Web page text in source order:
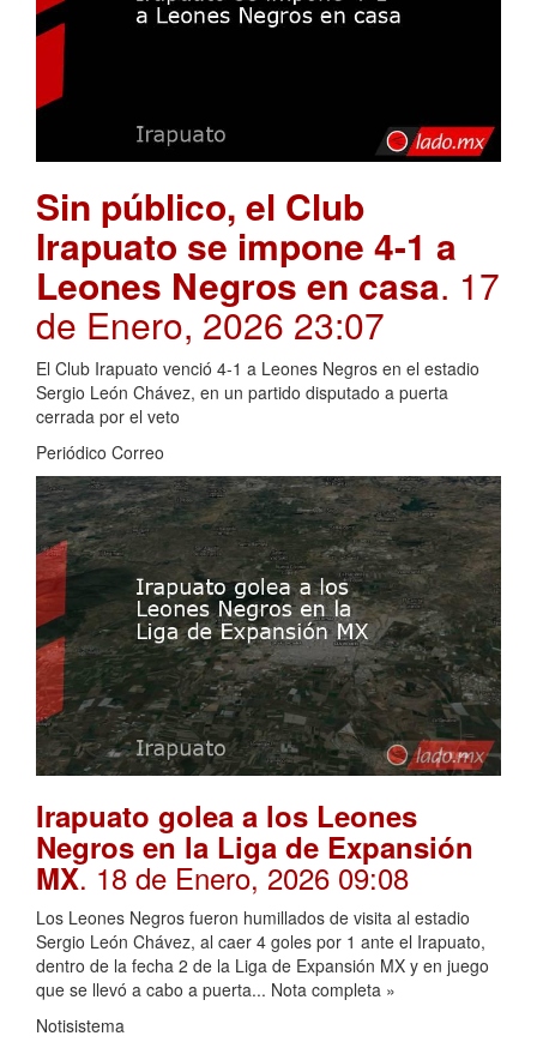
Sin público, el Club
Irapuato se impone 4-1 a
Leones Negros en casa. 17
de Enero, 2026 23:07
El Club Irapuato venció 4-1 a Leones Negros en el estadio
Sergio León Chávez, en un partido disputado a puerta
cerrada por el veto
Periódico Correo
Irapuato golea a los Leones
Negros en la Liga de Expansión
MX. 18 de Enero, 2026 09:08
Los Leones Negros fueron humillados de visita al estadio
Sergio León Chávez, al caer 4 goles por 1 ante el Irapuato,
dentro de la fecha 2 de la Liga de Expansión MX y en juego
que se llevó a cabo a puerta... Nota completa »
Notisistema